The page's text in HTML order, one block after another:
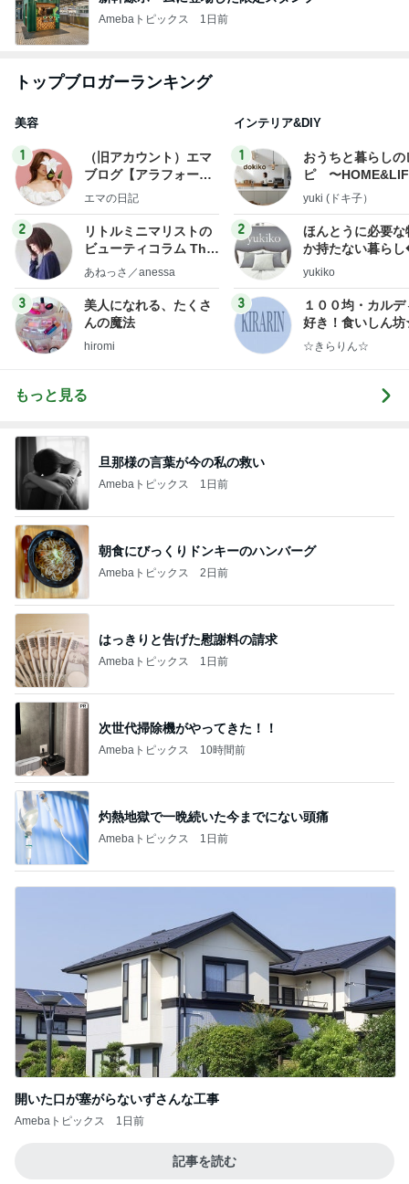
Amebaトピックス 1日前
トップブロガーランキング
美容
1
（旧アカウント）エマ
ブログ【アラフォー会
社売却セカンドライ
エマの日記
2
リトルミニマリストの
ビューティコラム The
little minimalist's bea
あねっさ／anessa
3
美人になれる、たくさ
んの魔法
hiromi
インテリア&DIY
1
おうちと暮らしの
ピ 〜
yuki (ドキ子）
2
ほんとうに必要な
か持たない暮ら
ep Life Simple◆
yukiko
3
１００均・カルデ
好き！食いしん
らりん☆のブログ
☆きらりん☆
もっと見る
旦那様の言葉が今の私の救い
Amebaトピックス 1日前
朝食にびっくりドンキーのハンバーグ
Amebaトピックス 2日前
はっきりと告げた慰謝料の請求
Amebaトピックス 1日前
次世代掃除機がやってきた！！
Amebaトピックス 10時間前
灼熱地獄で一晩続いた今までにない頭痛
Amebaトピックス 1日前
開いた口が塞がらないずさんな工事
Amebaトピックス 1日前
記事を読む